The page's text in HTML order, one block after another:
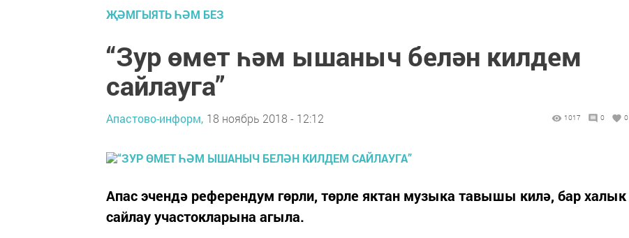
ҖӘМГЫЯТЬ ҺӘМ БЕЗ
“Зур өмет һәм ышаныч белән килдем
сайлауга”
Апастово-информ, 18 ноябрь 2018 - 12:12 1017 0 0
Апас эчендә референдум гөрли, төрле яктан музыка тавышы килә, бар халык
сайлау участокларына агыла.